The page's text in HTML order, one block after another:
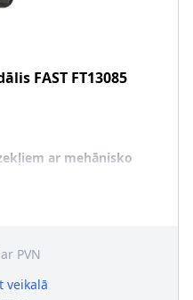
FAST FT13085
ar mehānisko
ar PVN
veikalā